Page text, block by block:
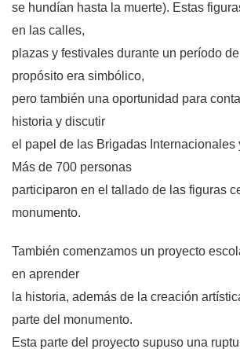
se hundían hasta la muerte). Estas
en las calles,
plazas y festivales durante un período de
propósito era simbólico,
pero también una oportunidad para
historia y discutir
el papel de las Brigadas Internacionales
Más de 700 personas
participaron en el tallado de las figuras
monumento.
También comenzamos un proyecto
en aprender
la historia, además de la creación
parte del monumento.
Esta parte del proyecto supuso una